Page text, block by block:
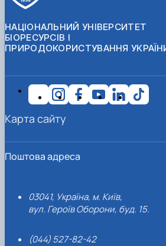
НАЦІОНАЛЬНИЙ УНІВЕРСИТЕТ
БІОРЕСУРСІВ І
ПРИРОДОКОРИСТУВАННЯ
Поштова адреса
03041, Україна, м. Київ,
вул. Героїв Оборони, буд. 15.
(044) 527-82-42
Карта сайту